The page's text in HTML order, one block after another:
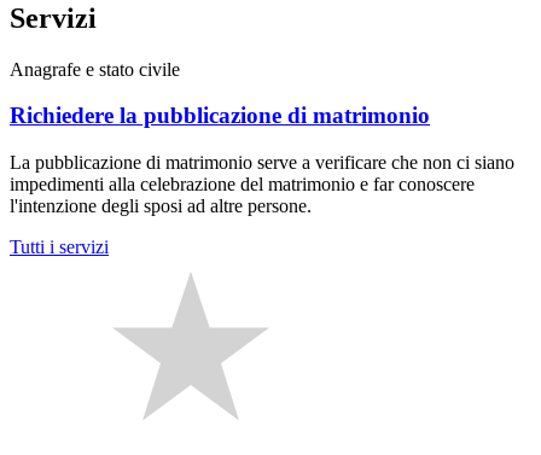
Servizi
Anagrafe e stato civile
Richiedere la pubblicazione di matrimonio
La pubblicazione di matrimonio serve a verificare che non ci siano
impedimenti alla celebrazione del matrimonio e far conoscere
l'intenzione degli sposi ad altre persone.
Tutti i servizi